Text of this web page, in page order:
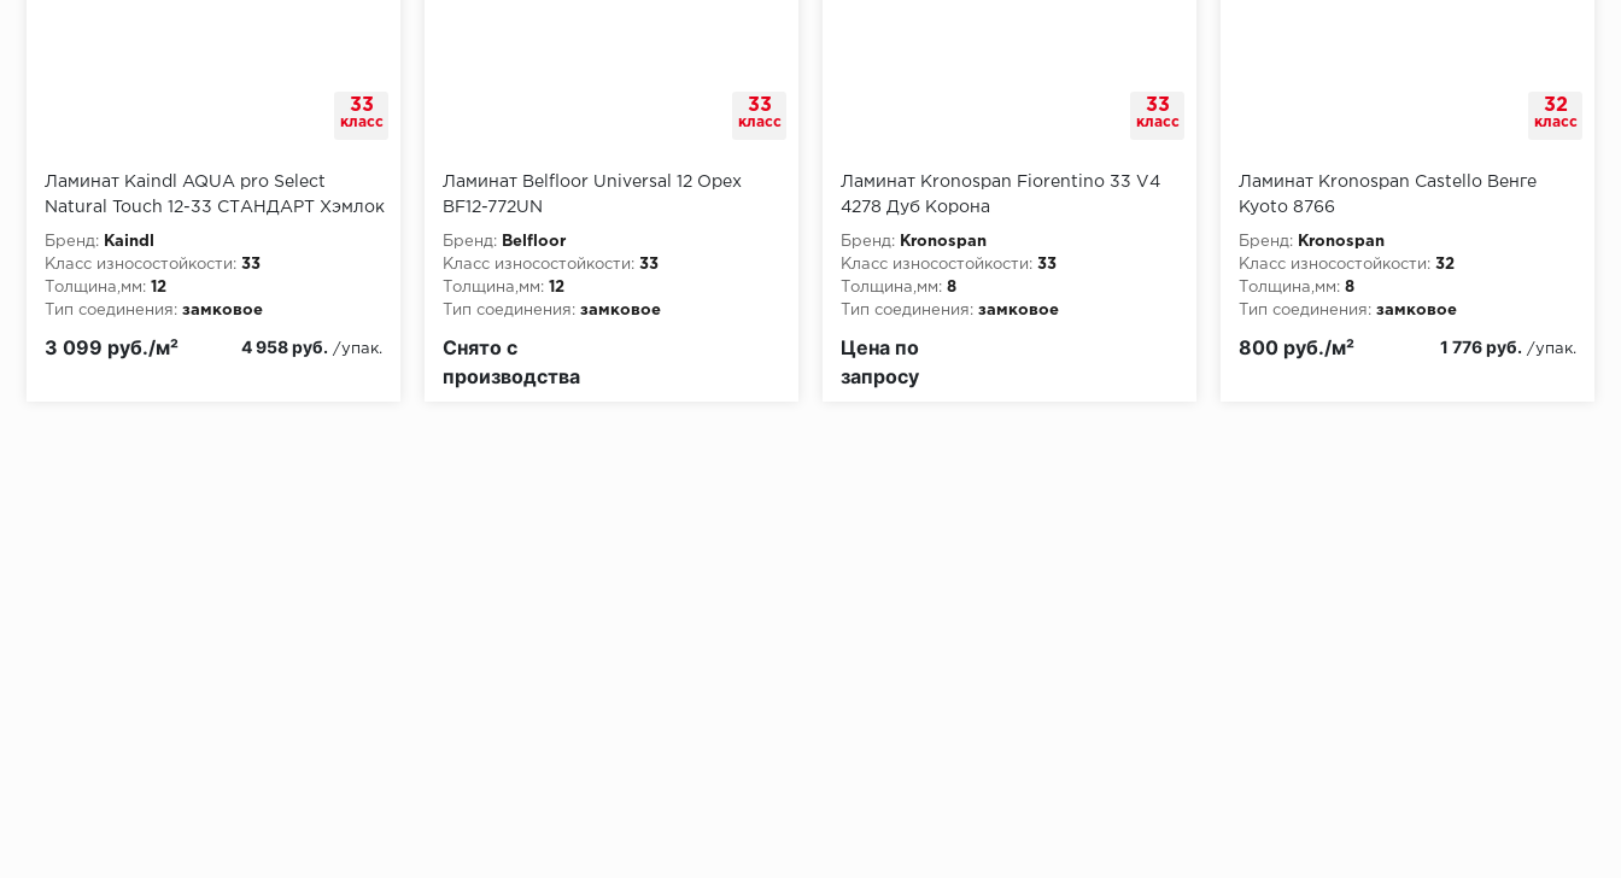
Условия доставки
33
класс
Ламинат Kaindl AQUA pro Select
Natural Touch 12-33 СТАНДАРТ Хэмлок
Анко К4380 SZ
Бренд:
Kaindl
Класс износостойкости: 33
Толщина,мм: 12
Тип соединения: замковое
3 099 руб./м² 4 958 руб. /упак.
33
класс
Ламинат Belfloor Universal 12 Орех
BF12-772UN
Бренд:
Belfloor
Класс износостойкости: 33
Толщина,мм: 12
Тип соединения: замковое
Снято с
производства
33
класс
Ламинат Kronospan Fiorentino 33 V4
4278 Дуб Корона
Бренд:
Kronospan
Класс износостойкости: 33
Толщина,мм: 8
Тип соединения: замковое
Цена по
запросу
32
класс
Ламинат Kronospan Castello Венге
Kyoto 8766
Бренд:
Kronospan
Класс износостойкости: 32
Толщина,мм: 8
Тип соединения: замковое
800 руб./м² 1 776 руб. /упак.